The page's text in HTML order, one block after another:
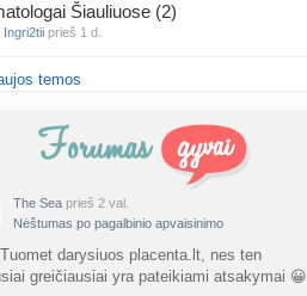
Šiauliuose (2)
Ingri2tii prieš 1 d.
valymas
Šklėrius
mėnesio dvyniai
AgnieskaAdele prieš 1 d.
temos
The Sea prieš 2 val.
Nėštumas po pagalbinio apvaisinimo
darysiuos placenta.lt, nes ten
greičiausiai yra pateikiami atsakymai 😀